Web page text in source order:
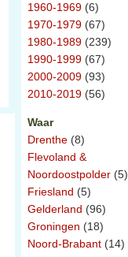
1960-1969 (6)
1970-1979 (67)
1980-1989 (239)
1990-1999 (67)
2000-2009 (93)
2010-2019 (56)
Waar
Drenthe (8)
Flevoland &
Noordoostpolder (5)
Friesland (5)
Gelderland (96)
Groningen (18)
Noord-Brabant (14)